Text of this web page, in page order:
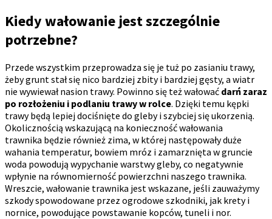
Kiedy wałowanie jest szczególnie
potrzebne?
Przede wszystkim przeprowadza się je tuż po zasianiu trawy,
żeby grunt stał się nico bardziej zbity i bardziej gęsty, a wiatr
nie wywiewał nasion trawy. Powinno się też wałować darń zaraz
po rozłożeniu i podlaniu trawy w rolce. Dzięki temu kępki
trawy będą lepiej dociśnięte do gleby i szybciej się ukorzenią.
Okolicznością wskazującą na konieczność wałowania
trawnika będzie również zima, w której następowały duże
wahania temperatur, bowiem mróz i zamarznięta w gruncie
woda powodują wypychanie warstwy gleby, co negatywnie
wpłynie na równomierność powierzchni naszego trawnika.
Wreszcie, wałowanie trawnika jest wskazane, jeśli zauważymy
szkody spowodowane przez ogrodowe szkodniki, jak krety i
nornice, powodujące powstawanie kopców, tuneli i nor.